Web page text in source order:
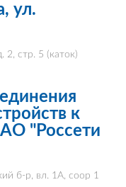
ул.
2, стр. 5 (каток)
к
"Россети
б-р, вл. 1А, соор 1